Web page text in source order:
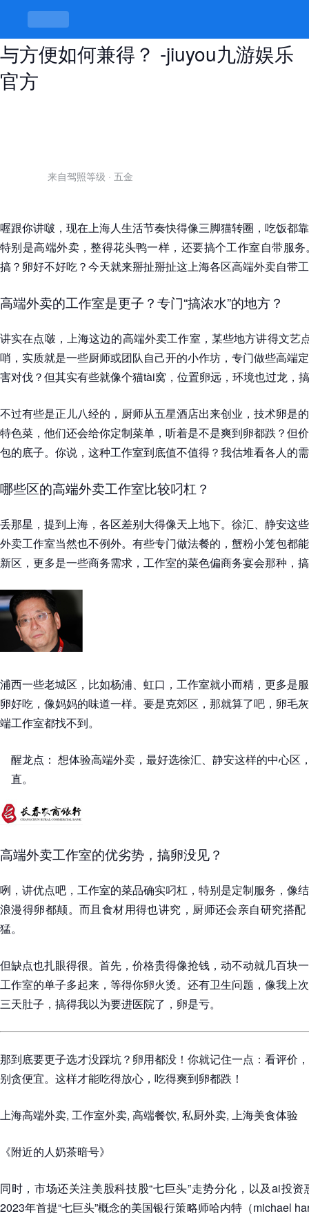
上海各区高端外卖自带工作室，品质
与方便如何兼得？ -jiuyou九游娱乐
官方
来自驾照等级 · 五金
喔跟你讲啵，现在上海人生活节奏快得像三脚猫转圈，吃饭都
特别是高端外卖，整得花头鸭一样，还要搞个工作室自带服
搞？卵好不好吃？今天就来掰扯掰扯这上海各区高端外卖自带
高端外卖的工作室是更子？专门“搞浓水”的地方？
讲实在点啵，上海这边的高端外卖工作室，某些地方讲得文艺
哨，实质就是一些厨师或团队自己开的小作坊，专门做些高端
害对伐？但其实有些就像个猫tài窝，位置卵远，环境也过龙，
不过有些是正儿八经的，厨师从五星酒店出来创业，技术卵是
特色菜，他们还会给你定制菜单，听着是不是爽到卵都跌？但
包的底子。你说，这种工作室到底值不值得？我估堆看各人的
哪些区的高端外卖工作室比较叼杠？
丢那星，提到上海，各区差别大得像天上地下。徐汇、静安这
外卖工作室当然也不例外。有些专门做法餐的，蟹粉小笼包都
新区，更多是一些商务需求，工作室的菜色偏商务宴会那种，
浦西一些老城区，比如杨浦、虹口，工作室就小而精，更多是
卵好吃，像妈妈的味道一样。要是克郊区，那就算了吧，卵毛
端工作室都找不到。
醒龙点： 想体验高端外卖，最好选徐汇、静安这样的中心区
直。
高端外卖工作室的优劣势，搞卵没见？
咧，讲优点吧，工作室的菜品确实叼杠，特别是定制服务，像
浪漫得卵都颠。而且食材用得也讲究，厨师还会亲自研究搭
猛。
但缺点也扎眼得很。首先，价格贵得像抢钱，动不动就几百块
工作室的单子多起来，等得你卵火烫。还有卫生问题，像我上
三天肚子，搞得我以为要进医院了，卵是亏。
那到底要更子选才没踩坑？卵用都没！你就记住一点：看评价
别贪便宜。这样才能吃得放心，吃得爽到卵都跌！
上海高端外卖, 工作室外卖, 高端餐饮, 私厨外卖, 上海美食体验
《附近的人奶茶暗号》
同时，市场还关注美股科技股“七巨头”走势分化，以及ai投
2023年首提“七巨头”概念的美国银行策略师哈内特（michael